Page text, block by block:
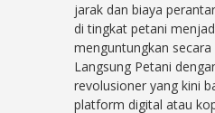
jarak dan biaya
di tingkat petani
menguntungkan
Langsung Petani
revolusioner yang kini
platform digital atau